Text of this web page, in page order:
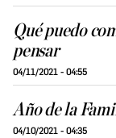
Qué puedo
pensar
04/11/2021 - 04:55
Año de la
04/10/2021 - 04:35